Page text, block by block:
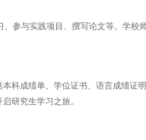
参与实践项目、撰写论文等。学校
科成绩单、学位证书、语言成绩证
研究生学习之旅。